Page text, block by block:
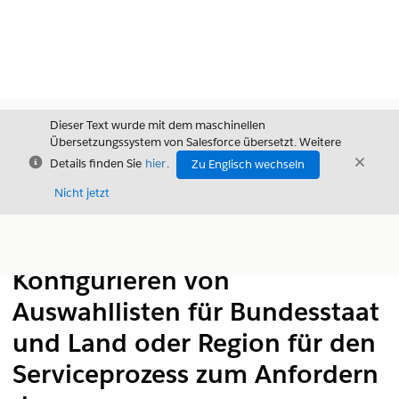
Schließen
Dieser Text wurde mit dem maschinellen
Übersetzungssystem von Salesforce übersetzt. Weitere
Details finden Sie hier.
Zu Englisch wechseln
Nicht jetzt
Konfigurieren von
Auswahllisten für Bundesstaat
und Land oder Region für den
Serviceprozess zum Anfordern